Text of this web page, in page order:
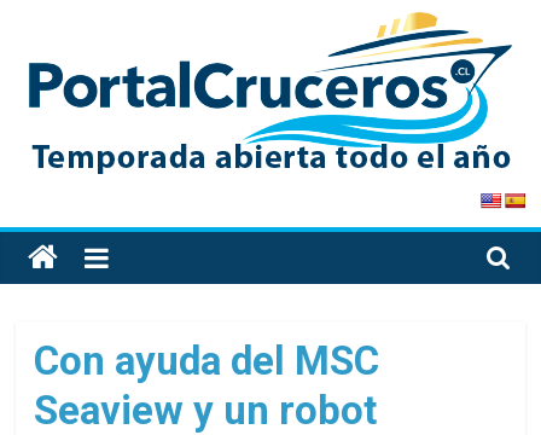
content
PortalCruceros
Toda
la
de
cruceros
en
Con ayuda del MSC
Seaview y un robot